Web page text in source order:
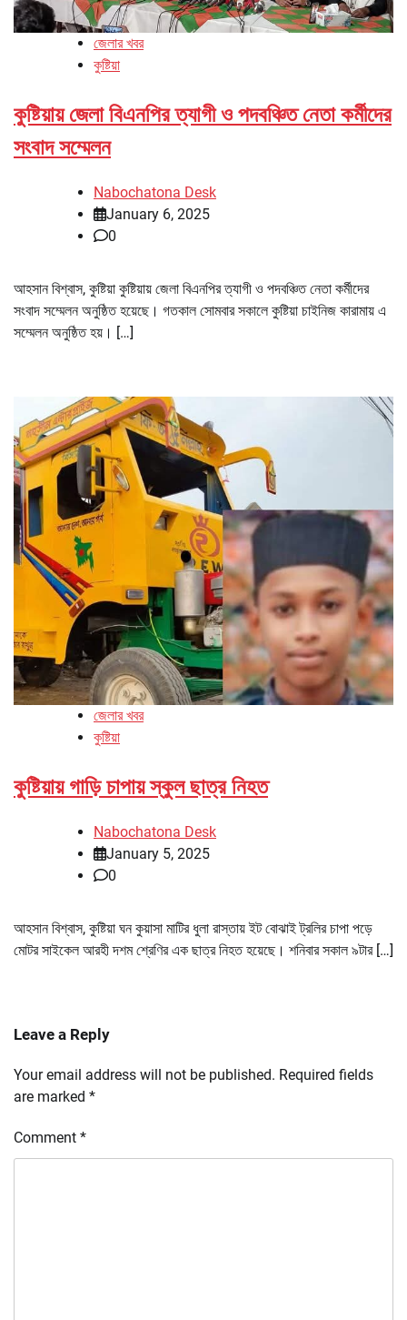
জেলার খবর
কুষ্টিয়া
কুষ্টিয়ায় জেলা বিএনপির ত্যাগী ও পদবঞ্চিত নেতা কর্মীদের
সংবাদ সম্মেলন
Nabochatona Desk
January 6, 2025
0
আহসান বিশ্বাস, কুষ্টিয়া কুষ্টিয়ায় জেলা বিএনপির ত্যাগী ও পদবঞ্চিত নেতা কর্মীদের
সংবাদ সম্মেলন অনুষ্ঠিত হয়েছে। গতকাল সোমবার সকালে কুষ্টিয়া চাইনিজ কারামায় এ
সম্মেলন অনুষ্ঠিত হয়। […]
জেলার খবর
কুষ্টিয়া
কুষ্টিয়ায় গাড়ি চাপায় স্কুল ছাত্র নিহত
Nabochatona Desk
January 5, 2025
0
আহসান বিশ্বাস, কুষ্টিয়া ঘন কুয়াসা মাটির ধুলা রাস্তায় ইট বোঝাই ট্রলির চাপা পড়ে
মোটর সাইকেল আরহী দশম শ্রেণির এক ছাত্র নিহত হয়েছে। শনিবার সকাল ৯টার […]
Leave a Reply
Your email address will not be published. Required fields
are marked *
Comment *